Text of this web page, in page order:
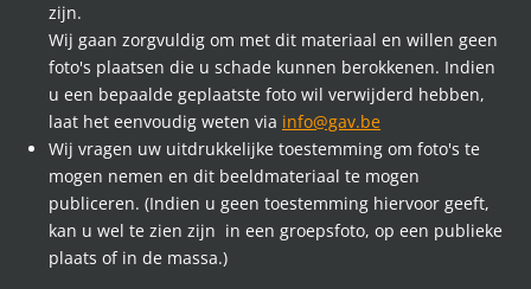
zijn.
Wij gaan zorgvuldig om met dit materiaal en willen geen
foto's plaatsen die u schade kunnen berokkenen. Indien
u een bepaalde geplaatste foto wil verwijderd hebben,
laat het eenvoudig weten via info@gav.be
Wij vragen uw uitdrukkelijke toestemming om foto's te
mogen nemen en dit beeldmateriaal te mogen
publiceren. (Indien u geen toestemming hiervoor geeft,
kan u wel te zien zijn in een groepsfoto, op een publieke
plaats of in de massa.)